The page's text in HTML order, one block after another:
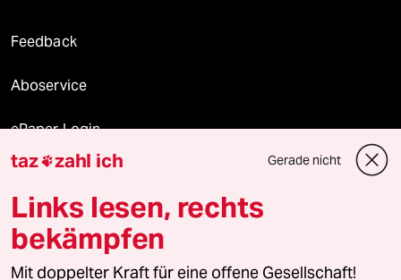
Feedback
Aboservice
ePaper Login
Downloads für Abonnierende
© 2026 taz Verlags und Vertriebs GmbH
Alle Rechte vorbehalten. Bei rechtlichen Fragen oder für Genehmigungen
taz zahl ich Gerade nicht
Links lesen, rechts
bekämpfen
Mit doppelter Kraft für eine offene Gesellschaft!